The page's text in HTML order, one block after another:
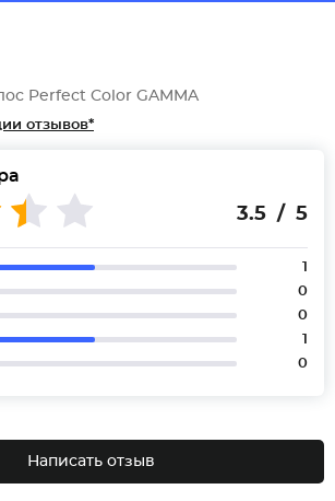
Perfect Color GAMMA
отзывов*
3.5 / 5
1
0
0
1
0
Написать отзыв